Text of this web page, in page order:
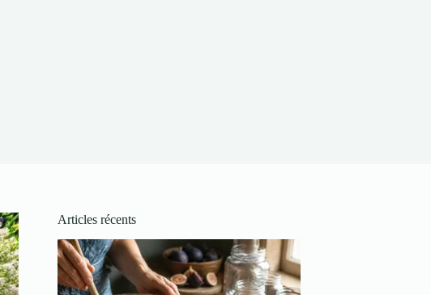
Articles récents